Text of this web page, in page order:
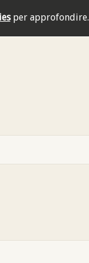
per approfondire.